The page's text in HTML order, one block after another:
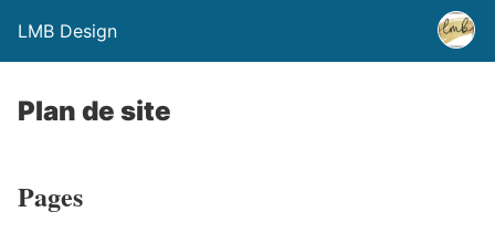
LMB Design
Plan de site
Pages